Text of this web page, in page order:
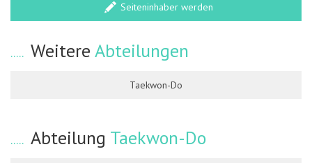
Seiteninhaber werden
Weitere Abteilungen
Taekwon-Do
Abteilung Taekwon-Do